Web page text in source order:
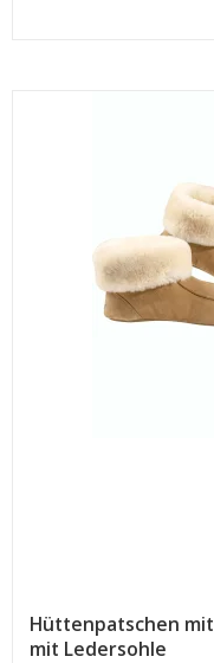
Hüttenpatschen
mit Ledersohle